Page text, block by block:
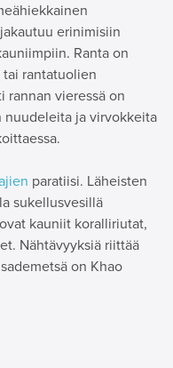
erinimisiin
Ranta on
rantatuolien
rannan vieressä on
nuudeleita ja virvokkeita
paratiisi. Läheisten
sukellusvesillä
kauniit koralliriutat,
Nähtävyyksiä riittää
on Khao